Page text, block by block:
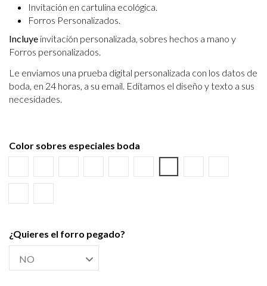
Invitación en cartulina ecológica.
Forros Personalizados.
Incluye invitación personalizada, sobres hechos a mano y
Forros personalizados.
Le enviamos una prueba digital personalizada con los datos de
boda, en 24 horas, a su email. Editamos el diseño y texto a sus
necesidades.
Color sobres especiales boda
¿Quieres el forro pegado?